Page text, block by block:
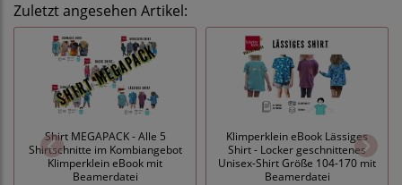
Zuletzt angesehen Artikel:
Shirt MEGAPACK - Alle 5
Shirtschnitte im Kombiangebot
Klimperklein eBook mit
Beamerdatei
Klimperklein eBook Lässiges
Shirt - Locker geschnittenes
Unisex-Shirt Größe 104-170 mit
Beamerdatei